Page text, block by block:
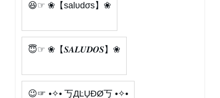
😆☞ ❀【ѕalυdσѕ】❀
😇☞ ❀【𝑺𝑨𝑳𝑼𝑫𝑶𝑺】❀
😉☞ •✧• 丂ДĿŲÐØ丂 •✧•